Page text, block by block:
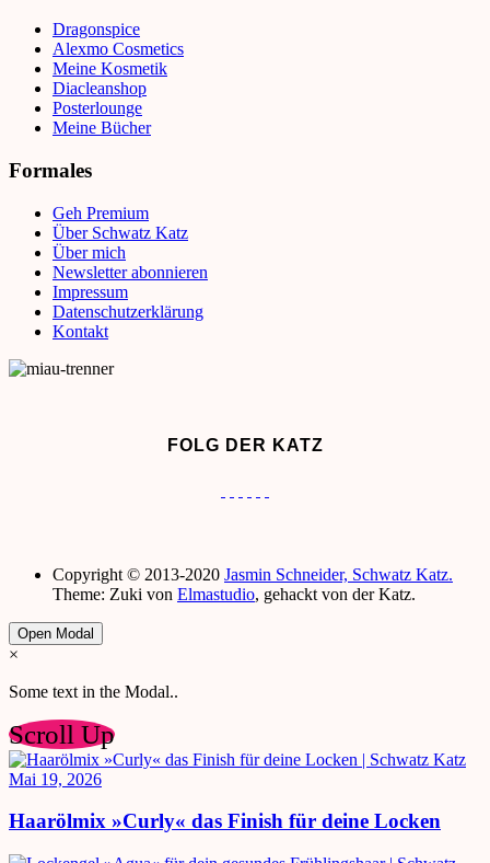
Dragonspice
Alexmo Cosmetics
Meine Kosmetik
Diacleanshop
Posterlounge
Meine Bücher
Formales
Geh Premium
Über Schwatz Katz
Über mich
Newsletter abonnieren
Impressum
Datenschutzerklärung
Kontakt
FOLG DER KATZ
Copyright © 2013-2020 Jasmin Schneider, Schwatz Katz.
Theme: Zuki von Elmastudio, gehackt von der Katz.
Open Modal
×
Some text in the Modal..
Scroll Up
Mai 19, 2026
Haarölmix »Curly« das Finish für deine Locken